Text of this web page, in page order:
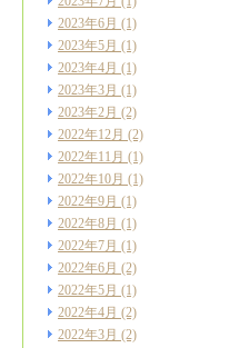
2023年6月 (1)
2023年5月 (1)
2023年4月 (1)
2023年3月 (1)
2023年2月 (2)
2022年12月 (2)
2022年11月 (1)
2022年10月 (1)
2022年9月 (1)
2022年8月 (1)
2022年7月 (1)
2022年6月 (2)
2022年5月 (1)
2022年4月 (2)
2022年3月 (2)